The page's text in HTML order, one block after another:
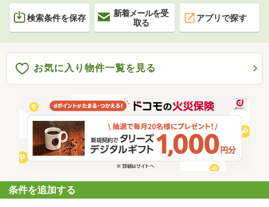
検索条件を保存
新着メールを受
取る
アプリで探す
お気に入り物件一覧を見る
条件を追加する